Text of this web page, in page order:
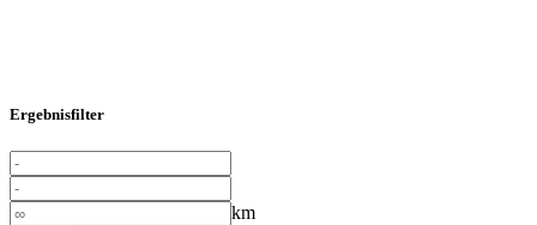
Ergebnisfilter
km